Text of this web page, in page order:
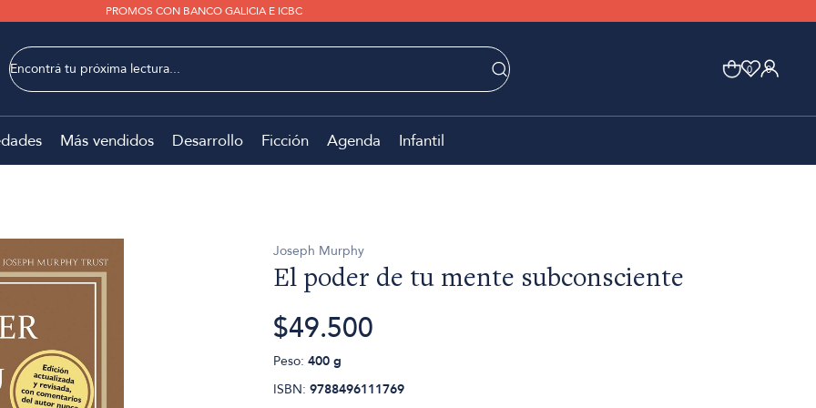
PROMOS CON BANCO GALICIA E ICBC
0 0
Más vendidos Desarrollo Ficción Agenda Infantil
Joseph Murphy
El poder de tu mente subconsciente
$49.500
Peso: 400 g
ISBN: 9788496111769